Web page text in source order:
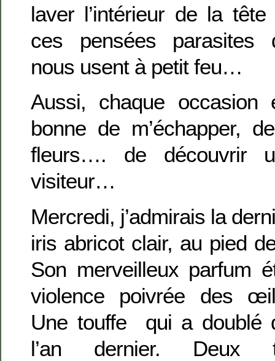
laver l’intérieur de la tête
ces pensées parasites
nous usent à petit feu…
Aussi, chaque occasion
bonne de m’échapper,
fleurs…. de découvrir
visiteur…
Mercredi, j’admirais la
iris abricot clair, au pied
Son merveilleux parfum
violence poivrée des
Une touffe qui a doublé
l’an dernier. Deux